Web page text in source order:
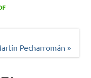
Pecharromán »